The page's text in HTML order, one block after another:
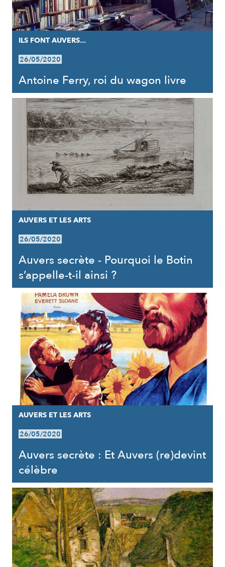
ILS FONT AUVERS...
26/05/2020
Antoine Ferry, roi du wagon livre
AUVERS ET LES ARTS
26/05/2020
Auvers secrète - Pourquoi le Botin
s’appelle-t-il ainsi ?
AUVERS ET LES ARTS
26/05/2020
Auvers secrète : Et Auvers (re)devint
célèbre